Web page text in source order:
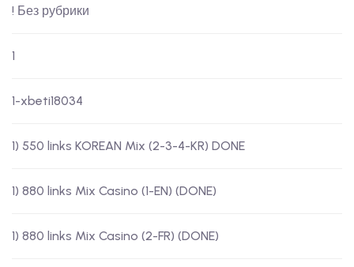
! Без рубрики
1
1-xbeti18034
1) 550 links KOREAN Mix (2-3-4-KR) DONE
1) 880 links Mix Casino (1-EN) (DONE)
1) 880 links Mix Casino (2-FR) (DONE)